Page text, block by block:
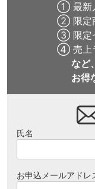
① 最新
② 限定
③ 限定
④ 売上
など
お得
氏名
お申込メールアドレ